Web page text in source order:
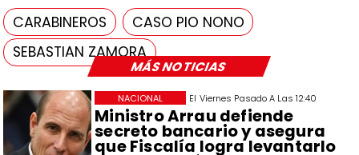
MÁS NOTICIAS
El Viernes Pasado A Las 12:40
Ministro Arrau defiende
secreto bancario y asegura
que Fiscalía logra levantarlo
NACIONAL
CARABINEROS
CASO PIO NONO
SEBASTIAN ZAMORA